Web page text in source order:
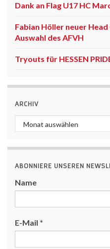
Dank an Flag U17 HC
Fabian Höller neuer Head
Auswahl des AFVH
Tryouts für HESSEN
ARCHIV
Archiv
ABONNIERE UNSEREN
Name
E-Mail *